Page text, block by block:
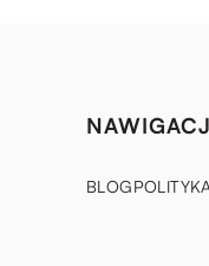
BLOG